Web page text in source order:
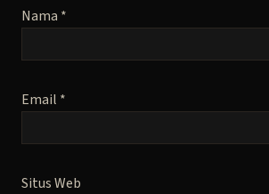
Nama *
Email *
Situs Web